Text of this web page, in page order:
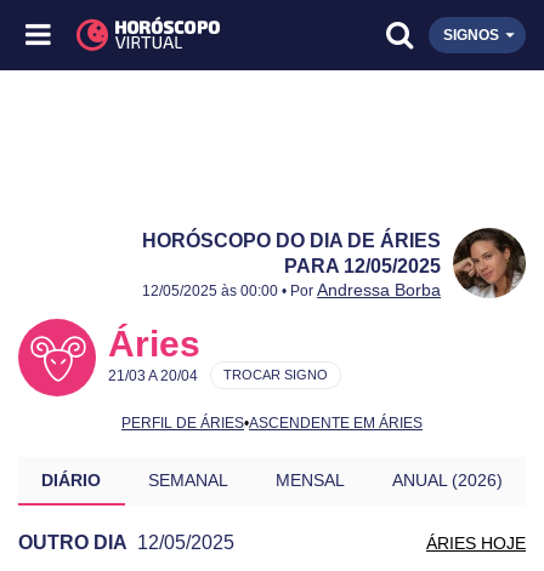
SIGNOS
HORÓSCOPO DO DIA DE ÁRIES
PARA 12/05/2025
Publicado:
12/05/2025
Atualizado:
12/05/2025
12/05/2025 às 00:00 • Por Andressa Borba
Áries
21/03 A 20/04
PERFIL DE ÁRIES•ASCENDENTE EM ÁRIES
TROCAR SIGNO
DIÁRIO SEMANAL MENSAL ANUAL (2026)
OUTRO DIA 12/05/2025 ÁRIES HOJE